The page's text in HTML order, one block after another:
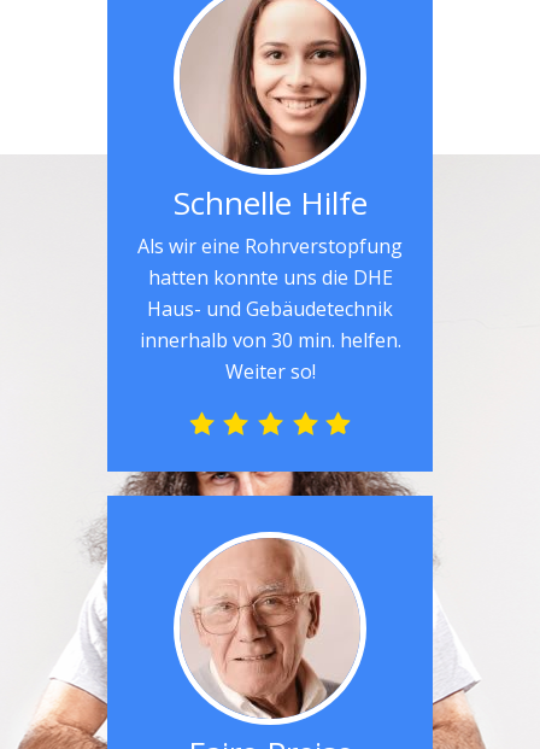
Schnelle Hilfe
Als wir eine Rohrverstopfung
hatten konnte uns die DHE
Haus- und Gebäudetechnik
innerhalb von 30 min. helfen.
Weiter so!